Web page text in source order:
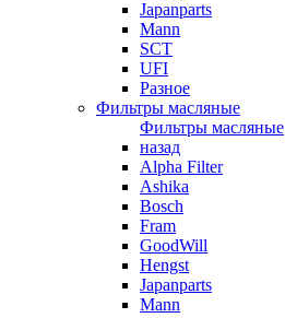
Japanparts
Mann
SCT
UFI
Разное
Фильтры масляные
Фильтры масляные
назад
Alpha Filter
Ashika
Bosch
Fram
GoodWill
Hengst
Japanparts
Mann